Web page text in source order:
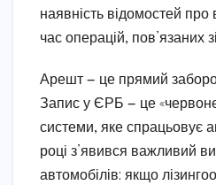
наявність відомостей
час операцій, пов’язаних
Арешт — це прямий
Запис у ЄРБ — це «червоне
системи, яке спрацьовує
році з’явився важливий
автомобілів: якщо